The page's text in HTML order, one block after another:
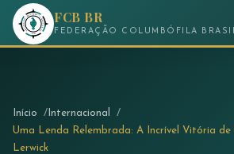
FCB BR
FEDERAÇÃO COLUMBÓFILA
Início
Internacional
Uma Lenda Relembrada: A Incrível Vitória de
Lerwick